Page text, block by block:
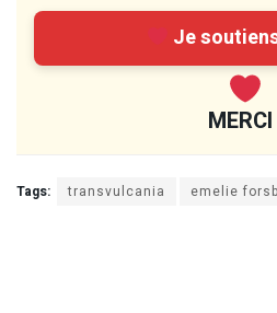
Je
Tags: transvulcania emelie